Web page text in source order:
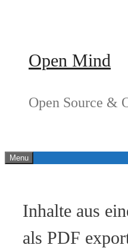
Open Mind
Open Source &
Menu
Inhalte aus
als PDF